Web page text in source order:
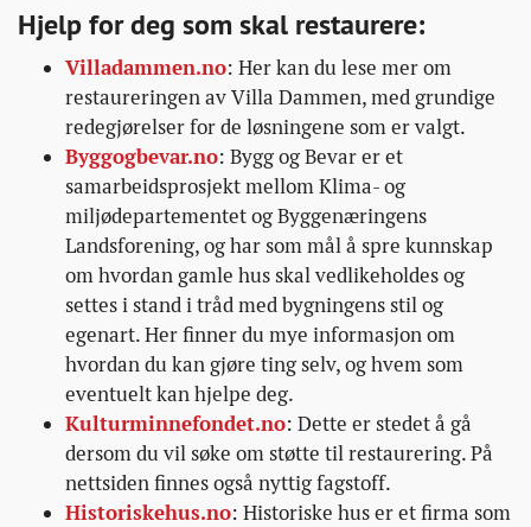
Hjelp for deg som skal restaurere:
Villadammen.no: Her kan du lese mer om
restaureringen av Villa Dammen, med grundige
redegjørelser for de løsningene som er valgt.
Byggogbevar.no: Bygg og Bevar er et
samarbeidsprosjekt mellom Klima- og
miljødepartementet og Byggenæringens
Landsforening, og har som mål å spre kunnskap
om hvordan gamle hus skal vedlikeholdes og
settes i stand i tråd med bygningens stil og
egenart. Her finner du mye informasjon om
hvordan du kan gjøre ting selv, og hvem som
eventuelt kan hjelpe deg.
Kulturminnefondet.no: Dette er stedet å gå
dersom du vil søke om støtte til restaurering. På
nettsiden finnes også nyttig fagstoff.
Historiskehus.no: Historiske hus er et firma som